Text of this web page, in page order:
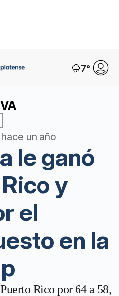
7°
un año
le ganó
y
el
en la
Rico por 64 a 58,